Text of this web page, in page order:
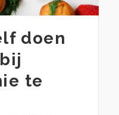
doen
te